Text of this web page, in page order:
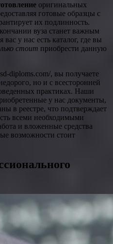
оригинальных
готовые образцы с
их подлинность.
вуза станет важным
у нас есть каталог, где вы
стоит приобрести данную
diploms.com/, вы получаете
но и с всесторонней
практиках. Наши
у нас документы,
в реестре, что подтверждает
всеми необходимыми
и вложенные средства
возможности стоит